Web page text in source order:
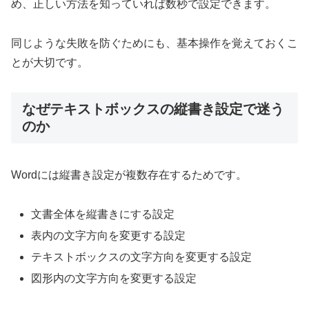
め、正しい方法を知っていれば数秒で設定できます。
同じような失敗を防ぐためにも、基本操作を覚えておくこ
とが大切です。
なぜテキストボックスの縦書き設定で迷う
のか
Wordには縦書き設定が複数存在するためです。
文書全体を縦書きにする設定
表内の文字方向を変更する設定
テキストボックスの文字方向を変更する設定
図形内の文字方向を変更する設定